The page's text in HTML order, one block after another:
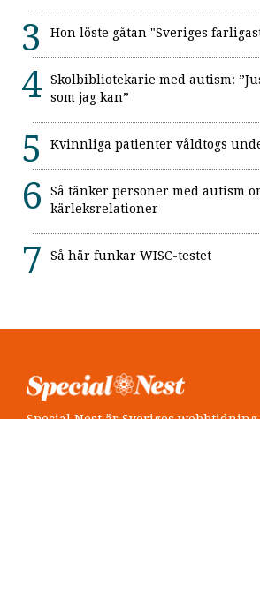
Hon löste gåtan "Sveriges
Skolbibliotekarie med autism:
som jag kan”
Kvinnliga patienter våldtogs
Så tänker personer med autism
kärleksrelationer
Så här funkar WISC-testet
Special Nest är Sveriges webbtidning